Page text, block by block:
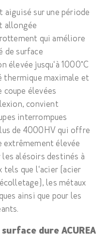
aiguisé sur une période
allongée
qui améliore
de surface
élevée jusqu‘à 1000°C
thermique maximale et
coupe élevées
convient
interrompues
de 4000HV qui offre
extrêmement élevée
alésoirs destinés à
tels que l‘acier (acier
les métaux
ainsi que pour les
dure ACUREA